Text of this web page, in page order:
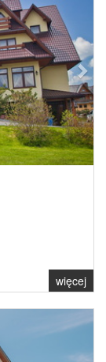
więcej
Next